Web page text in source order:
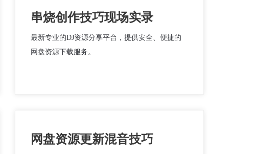
串烧创作技巧现场实录
最新专业的DJ资源分享平台，提供安全、便捷的
网盘资源下载服务。
网盘资源更新混音技巧